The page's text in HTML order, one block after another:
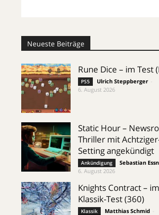
Neueste Beiträge
Rune Dice – im Test
PS5 Ulrich Steppberger
6. August 2026
Static Hour –
Thriller mit
Setting angekündigt
Ankündigung Sebastian
6. August 2026
Knights Contract – im
Klassik-Test (360)
Klassik Matthias Schmid